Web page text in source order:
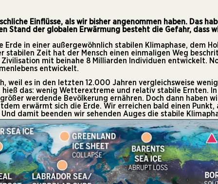
Einflüsse, als wir bisher angenommen haben. Das
Stand der globalen Erwärmung besteht die Gefahr, dass
in einer außergewöhnlich stabilen Klimaphase, dem
stabilen Zeit hat der Mensch einen einmaligen Weg
mit beinahe 8 Milliarden Individuen entwickelt.
entwickelt.
weil es in den letzten 12.000 Jahren vergleichsweise
das: wenig Wetterextreme und relativ stabile Ernten.
werdende Bevölkerung ernähren. Doch dann haben
erwärmt sich die Erde. Wir erreichen bald einen
damit beenden wir sehenden Auges die stabile